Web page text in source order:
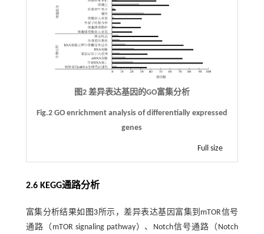
图2 差异表达基因的GO富集分析
Fig.2 GO enrichment analysis of differentially expressed
genes
Full size
2.6 KEGG通路分析
富集分析结果如 图3所示，差异表达基因富集到mTOR信号
通路（mTOR signaling pathway）、Notch信号通路（Notch